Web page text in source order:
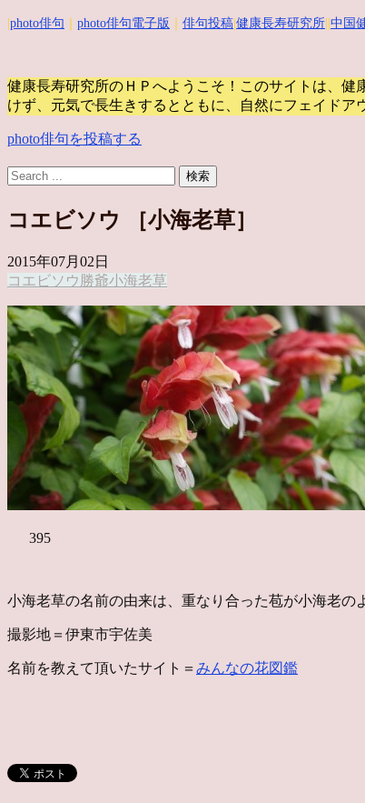
photo俳句 photo俳句電子版 俳句投稿 健康長寿研究所 中国
健康長寿研究所のＨＰへようこそ！このサイトは、健
けず、元気で長生きするとともに、自然にフェイドア
photo俳句を投稿する
コエビソウ ［小海老草］
2015年07月02日
コエビソウ 勝爺小海老草
395
小海老草の名前の由来は、重なり合った苞が小海老の
撮影地＝伊東市宇佐美
名前を教えて頂いたサイト＝ みんなの花図鑑